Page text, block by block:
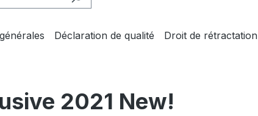
Déclaration de qualité Droit de rétractation
2021 New!